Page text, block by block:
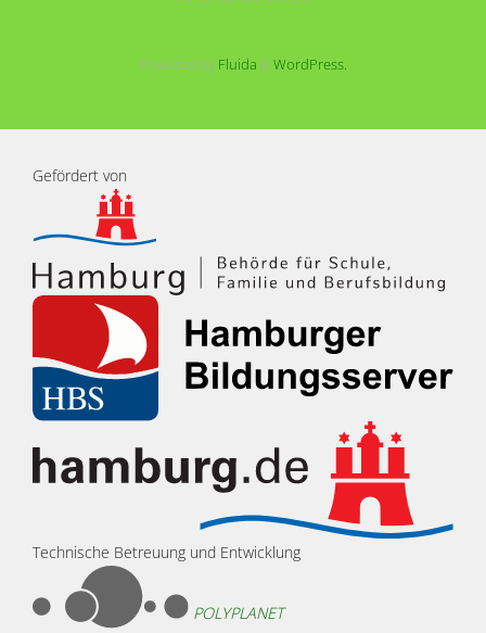
Powered byFluida &WordPress.
Gefördert von
Technische Betreuung und Entwicklung
POLYPLANET